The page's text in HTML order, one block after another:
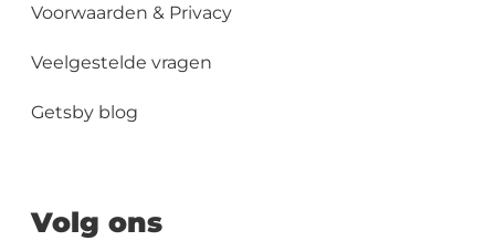
Voorwaarden & Privacy
Veelgestelde vragen
Getsby blog
Volg ons